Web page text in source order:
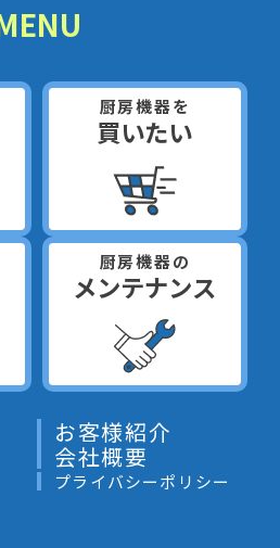
厨房機器を
買いたい
厨房機器の
メンテナンス
お客様紹介
会社概要
プライバシーポリシー